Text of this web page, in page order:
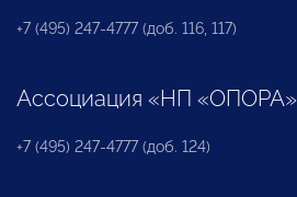
+7 (495) 247-4777 (доб. 116, 117)
Ассоциация «НП «ОПОРА»
+7 (495) 247-4777 (доб. 124)